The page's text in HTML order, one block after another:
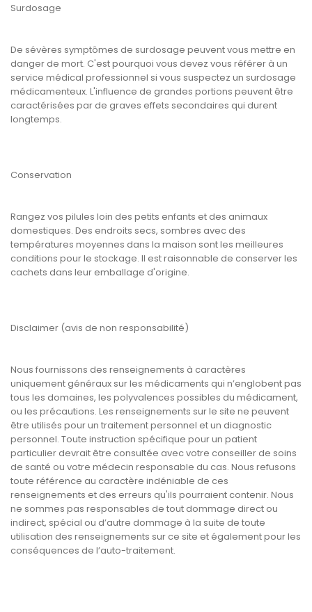
Surdosage
De sévères symptômes de surdosage peuvent vous mettre en
danger de mort. C'est pourquoi vous devez vous référer à un
service médical professionnel si vous suspectez un surdosage
médicamenteux. L'influence de grandes portions peuvent être
caractérisées par de graves effets secondaires qui durent
longtemps.
Conservation
Rangez vos pilules loin des petits enfants et des animaux
domestiques. Des endroits secs, sombres avec des
températures moyennes dans la maison sont les meilleures
conditions pour le stockage. Il est raisonnable de conserver les
cachets dans leur emballage d'origine.
Disclaimer (avis de non responsabilité)
Nous fournissons des renseignements à caractères
uniquement généraux sur les médicaments qui n’englobent pas
tous les domaines, les polyvalences possibles du médicament,
ou les précautions. Les renseignements sur le site ne peuvent
être utilisés pour un traitement personnel et un diagnostic
personnel. Toute instruction spécifique pour un patient
particulier devrait être consultée avec votre conseiller de soins
de santé ou votre médecin responsable du cas. Nous refusons
toute référence au caractère indéniable de ces
renseignements et des erreurs qu'ils pourraient contenir. Nous
ne sommes pas responsables de tout dommage direct ou
indirect, spécial ou d’autre dommage à la suite de toute
utilisation des renseignements sur ce site et également pour les
conséquences de l’auto-traitement.